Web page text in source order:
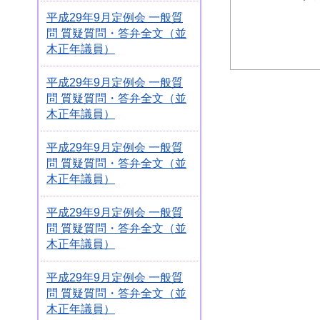
平成29年9月定例会 一般質
問 質疑質問・答弁全文（並
木正年議員）
平成29年9月定例会 一般質
問 質疑質問・答弁全文（並
木正年議員）
平成29年9月定例会 一般質
問 質疑質問・答弁全文（並
木正年議員）
平成29年9月定例会 一般質
問 質疑質問・答弁全文（並
木正年議員）
平成29年9月定例会 一般質
問 質疑質問・答弁全文（並
木正年議員）